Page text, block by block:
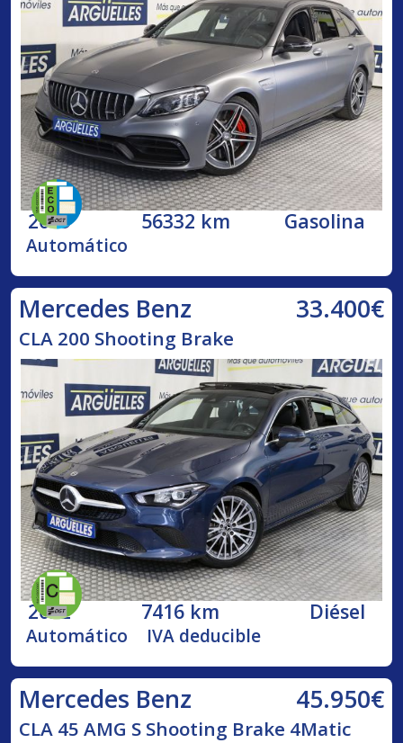
2019 56332 km Gasolina
Automático
Mercedes Benz 33.400€
CLA 200 Shooting Brake
2022 7416 km Diésel
Automático IVA deducible
Mercedes Benz 45.950€
CLA 45 AMG S Shooting Brake 4Matic